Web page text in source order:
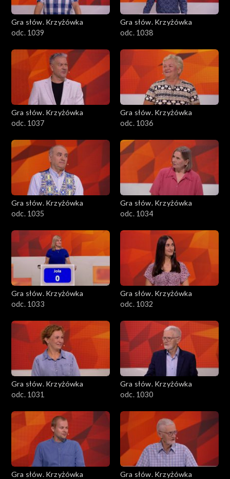
Gra słów. Krzyżówka
odc. 1039
Gra słów. Krzyżówka
odc. 1038
Gra słów. Krzyżówka
odc. 1037
Gra słów. Krzyżówka
odc. 1036
Gra słów. Krzyżówka
odc. 1035
Gra słów. Krzyżówka
odc. 1034
Gra słów. Krzyżówka
odc. 1033
Gra słów. Krzyżówka
odc. 1032
Gra słów. Krzyżówka
odc. 1031
Gra słów. Krzyżówka
odc. 1030
Gra słów. Krzyżówka
Gra słów. Krzyżówka